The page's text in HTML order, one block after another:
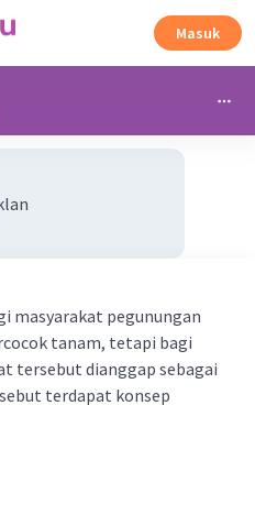
Masuk
masyarakat pegunungan
tanam, tetapi bagi
tersebut dianggap sebagai
terdapat konsep